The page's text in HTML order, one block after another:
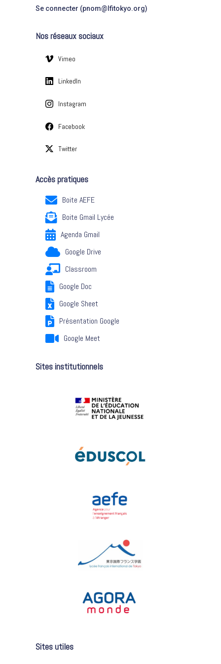
o
e
Se connecter (pnom@lfitokyo.org)
Nos réseaux sociaux
Vimeo
LinkedIn
Instagram
Facebook
Twitter
Accès pratiques
Boite AEFE
Boite Gmail Lycée
Agenda Gmail
Google Drive
Classroom
Google Doc
Google Sheet
Présentation Google
Google Meet
Sites institutionnels
Sites utiles